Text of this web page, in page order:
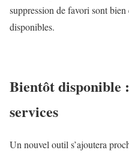
suppression de favori sont
disponibles.
Bientôt disponible
services
Un nouvel outil s’ajoutera